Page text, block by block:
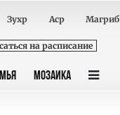
Зухр Аср Магриб
на расписание
МОЗАИКА